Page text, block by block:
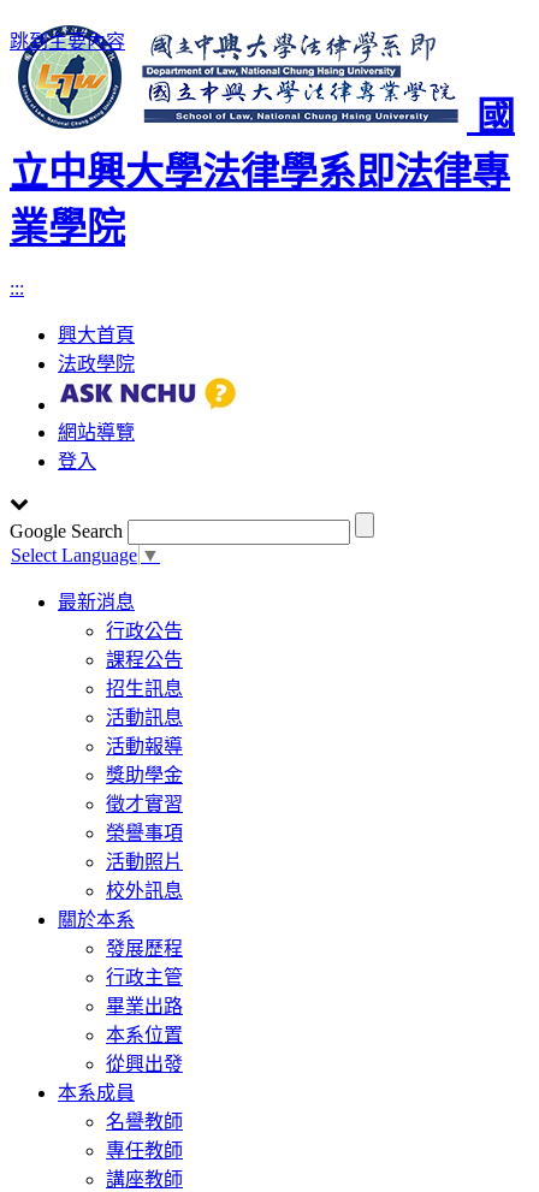
跳到主要內容
國
立中興大學法律學系即法律專
業學院
:::
興大首頁
法政學院
網站導覽
登入
Google Search
Select Language ▼
Toggle
navigation
最新消息
行政公告
課程公告
招生訊息
活動訊息
活動報導
獎助學金
徵才實習
榮譽事項
活動照片
校外訊息
關於本系
發展歷程
行政主管
畢業出路
本系位置
從興出發
本系成員
名譽教師
專任教師
講座教師